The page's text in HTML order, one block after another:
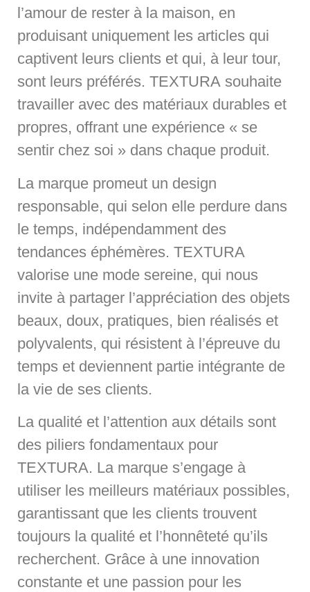
l’amour de rester à la maison, en
produisant uniquement les articles qui
captivent leurs clients et qui, à leur tour,
sont leurs préférés. TEXTURA souhaite
travailler avec des matériaux durables et
propres, offrant une expérience « se
sentir chez soi » dans chaque produit.
La marque promeut un design
responsable, qui selon elle perdure dans
le temps, indépendamment des
tendances éphémères. TEXTURA
valorise une mode sereine, qui nous
invite à partager l’appréciation des objets
beaux, doux, pratiques, bien réalisés et
polyvalents, qui résistent à l’épreuve du
temps et deviennent partie intégrante de
la vie de ses clients.
La qualité et l’attention aux détails sont
des piliers fondamentaux pour
TEXTURA. La marque s’engage à
utiliser les meilleurs matériaux possibles,
garantissant que les clients trouvent
toujours la qualité et l’honnêteté qu’ils
recherchent. Grâce à une innovation
constante et une passion pour les